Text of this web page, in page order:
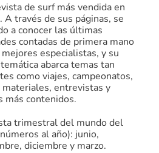
de surf más vendida en
A través de sus páginas, se
a conocer las últimas
contadas de primera mano
especialistas, y su
abarca temas tan
como viajes, campeonatos,
entrevistas y
más contenidos.
trimestral del mundo del
al año): junio,
diciembre y marzo.